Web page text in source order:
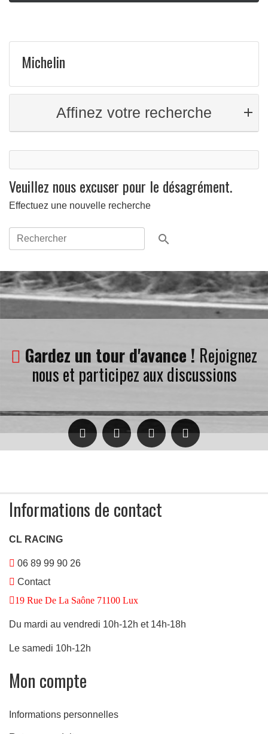
Michelin
Affinez votre recherche
Veuillez nous excuser pour le désagrément.
Effectuez une nouvelle recherche

Gardez un tour d'avance ! Rejoignez
nous et participez aux discussions
Informations de contact
CL RACING
06 89 99 90 26
Contact
19 Rue De La Saône 71100 Lux
Du mardi au vendredi 10h-12h et 14h-18h
Le samedi 10h-12h
Mon compte
Informations personnelles